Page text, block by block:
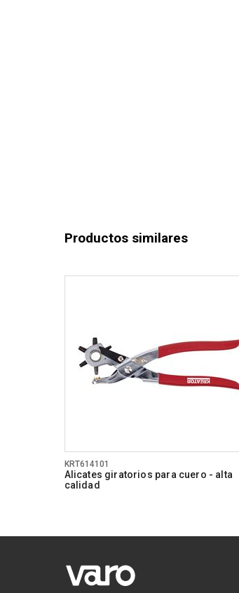
Productos similares
KRT614101
Alicates giratorios para cuero - alta
calidad